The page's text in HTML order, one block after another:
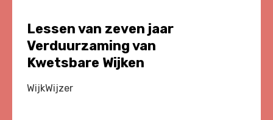
Lessen van zeven jaar
Verduurzaming van
Kwetsbare Wijken
WijkWijzer